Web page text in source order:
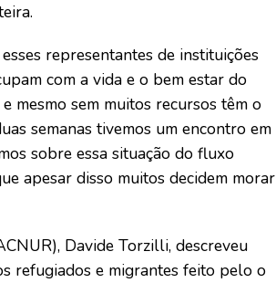
representantes de instituições
com a vida e o bem estar do
mesmo sem muitos recursos têm o
semanas tivemos um encontro em
sobre essa situação do fluxo
apesar disso muitos decidem morar
Davide Torzilli, descreveu
refugiados e migrantes feito pelo o